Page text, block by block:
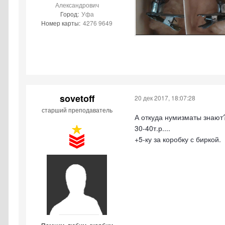
Александрович
Город: Уфа
Номер карты: 4276 9649
sovetoff
старший преподаватель
20 дек 2017, 18:07:28
А откуда нумизматы
30-40т.р....
+5-ку за коробку с биркой.